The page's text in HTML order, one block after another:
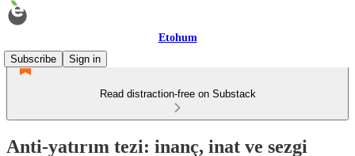
Etohum
Subscribe
Sign in
Read distraction-free on Substack
Anti-yatırım tezi: inanç, inat ve sezgi